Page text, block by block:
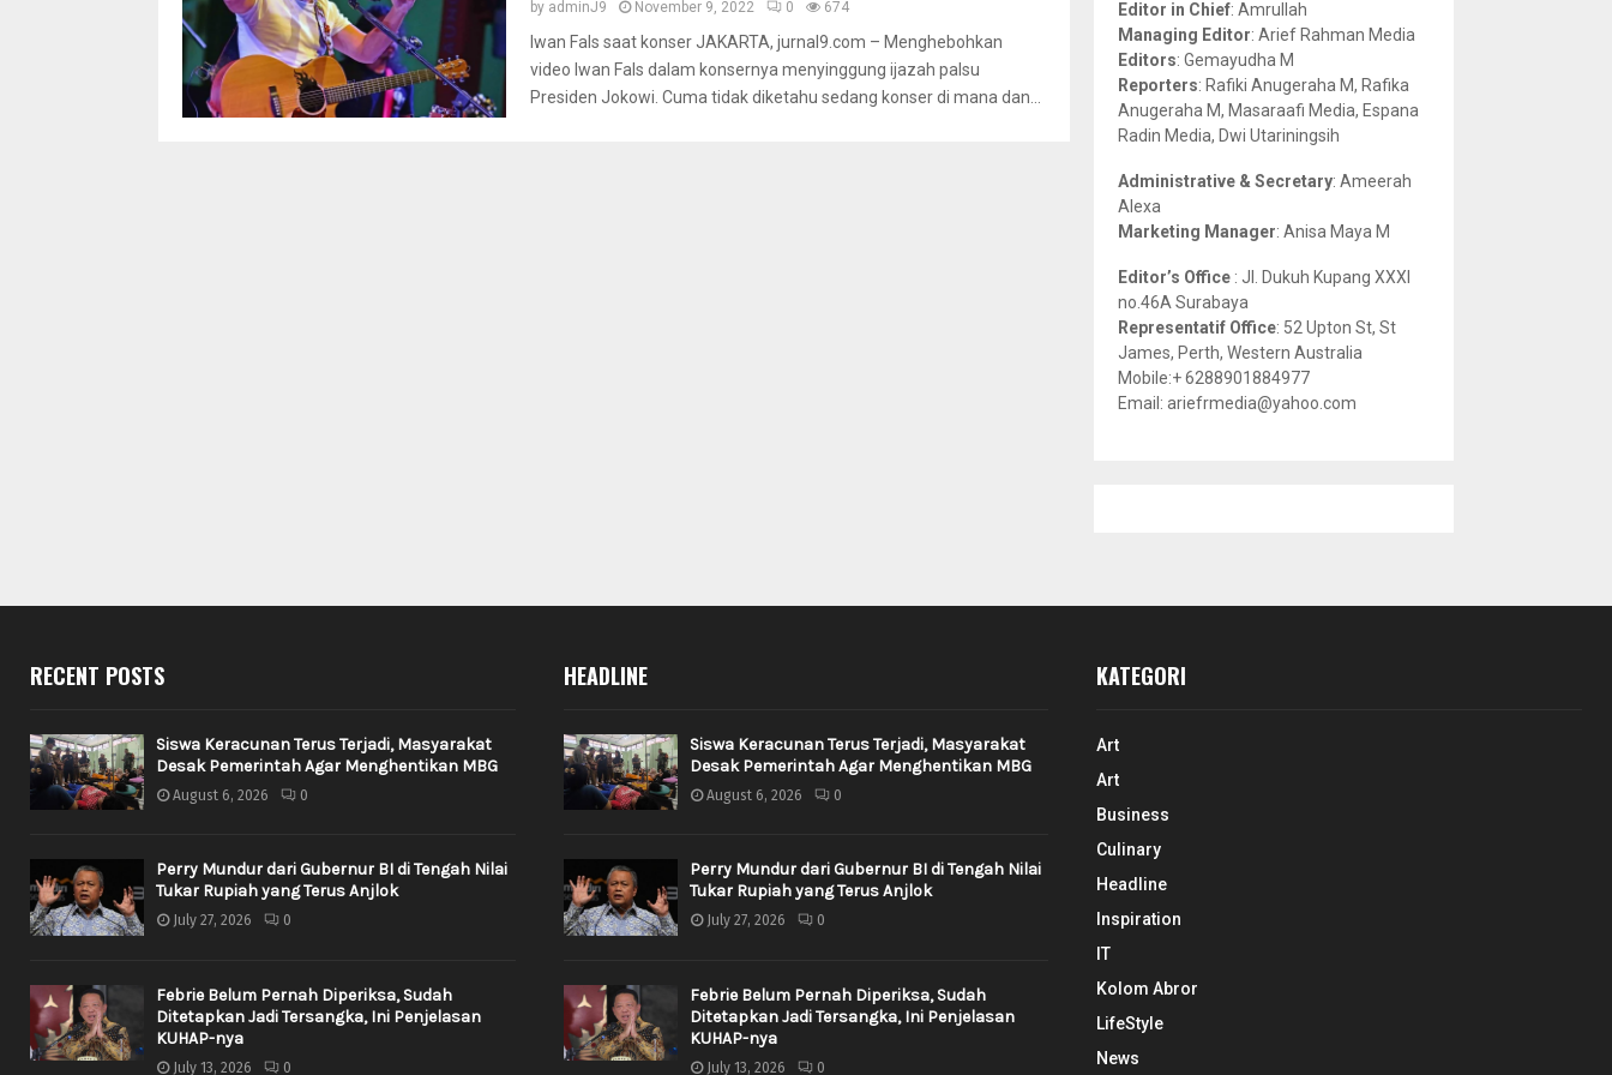
by adminJ9 November 9, 2022 0 674
Iwan Fals saat konser JAKARTA, jurnal9.com – Menghebohkan
video Iwan Fals dalam konsernya menyinggung ijazah palsu
Presiden Jokowi. Cuma tidak diketahu sedang konser di mana dan...
r
:
R
H
Editor in Chief: Amrullah
Managing Editor: Arief Rahman Media
Editors: Gemayudha M
Reporters: Rafiki Anugeraha M, Rafika
Anugeraha M, Masaraafi Media, Espana
Radin Media, Dwi Utariningsih
Administrative & Secretary: Ameerah
Alexa
Marketing Manager: Anisa Maya M
Editor’s Office : Jl. Dukuh Kupang XXXI
no.46A Surabaya
Representatif Office: 52 Upton St, St
James, Perth, Western Australia
Mobile:+ 6288901884977
Email: ariefrmedia@yahoo.com
RECENT POSTS
Siswa Keracunan Terus Terjadi, Masyarakat
Desak Pemerintah Agar Menghentikan MBG
August 6, 2026 0
Perry Mundur dari Gubernur BI di Tengah Nilai
Tukar Rupiah yang Terus Anjlok
July 27, 2026 0
Febrie Belum Pernah Diperiksa, Sudah
Ditetapkan Jadi Tersangka, Ini Penjelasan
KUHAP-nya
July 13, 2026 0
HEADLINE
Siswa Keracunan Terus Terjadi, Masyarakat
Desak Pemerintah Agar Menghentikan MBG
August 6, 2026 0
Perry Mundur dari Gubernur BI di Tengah Nilai
Tukar Rupiah yang Terus Anjlok
July 27, 2026 0
Febrie Belum Pernah Diperiksa, Sudah
Ditetapkan Jadi Tersangka, Ini Penjelasan
KUHAP-nya
July 13, 2026 0
KATEGORI
Art
Art
Business
Culinary
Headline
Inspiration
IT
Kolom Abror
LifeStyle
News